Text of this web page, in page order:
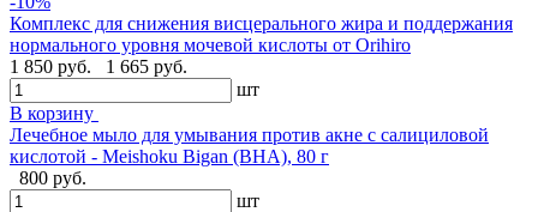
Комплекс для снижения висцерального жира и поддержания
нормального уровня мочевой кислоты от Orihiro
1 850 руб.
1 665 руб.
шт
В корзину
Лечебное мыло для умывания против акне с салициловой
кислотой - Meishoku Bigan (BHA), 80 г
800 руб.
шт